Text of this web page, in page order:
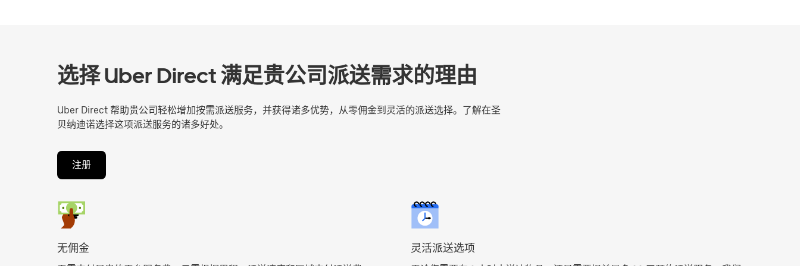
选择 Uber Direct 满足贵公司派送需求的理由
Uber Direct 帮助贵公司轻松增加按需派送服务，并获得诸多优势，从零佣金到灵活的派送选择。了解在圣
贝纳迪诺选择这项派送服务的诸多好处。
注册
无佣金 灵活派送选项